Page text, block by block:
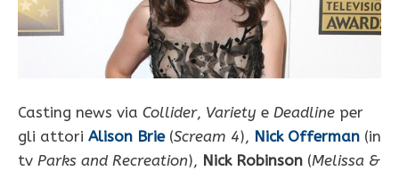
Casting news via Collider, Variety e Deadline per
gli attori Alison Brie(Scream 4), Nick Offerman (in
tv Parks and Recreation), Nick Robinson (Melissa &